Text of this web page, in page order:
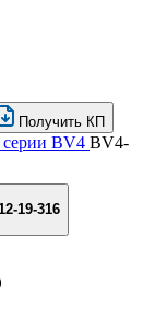
Получить КП
BV4 BV4-
19-316